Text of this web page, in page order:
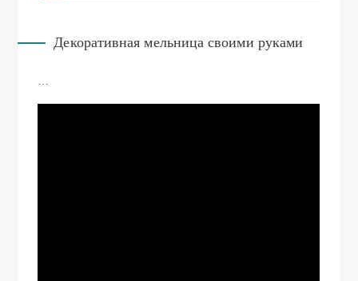
Декоративная мельница своими руками